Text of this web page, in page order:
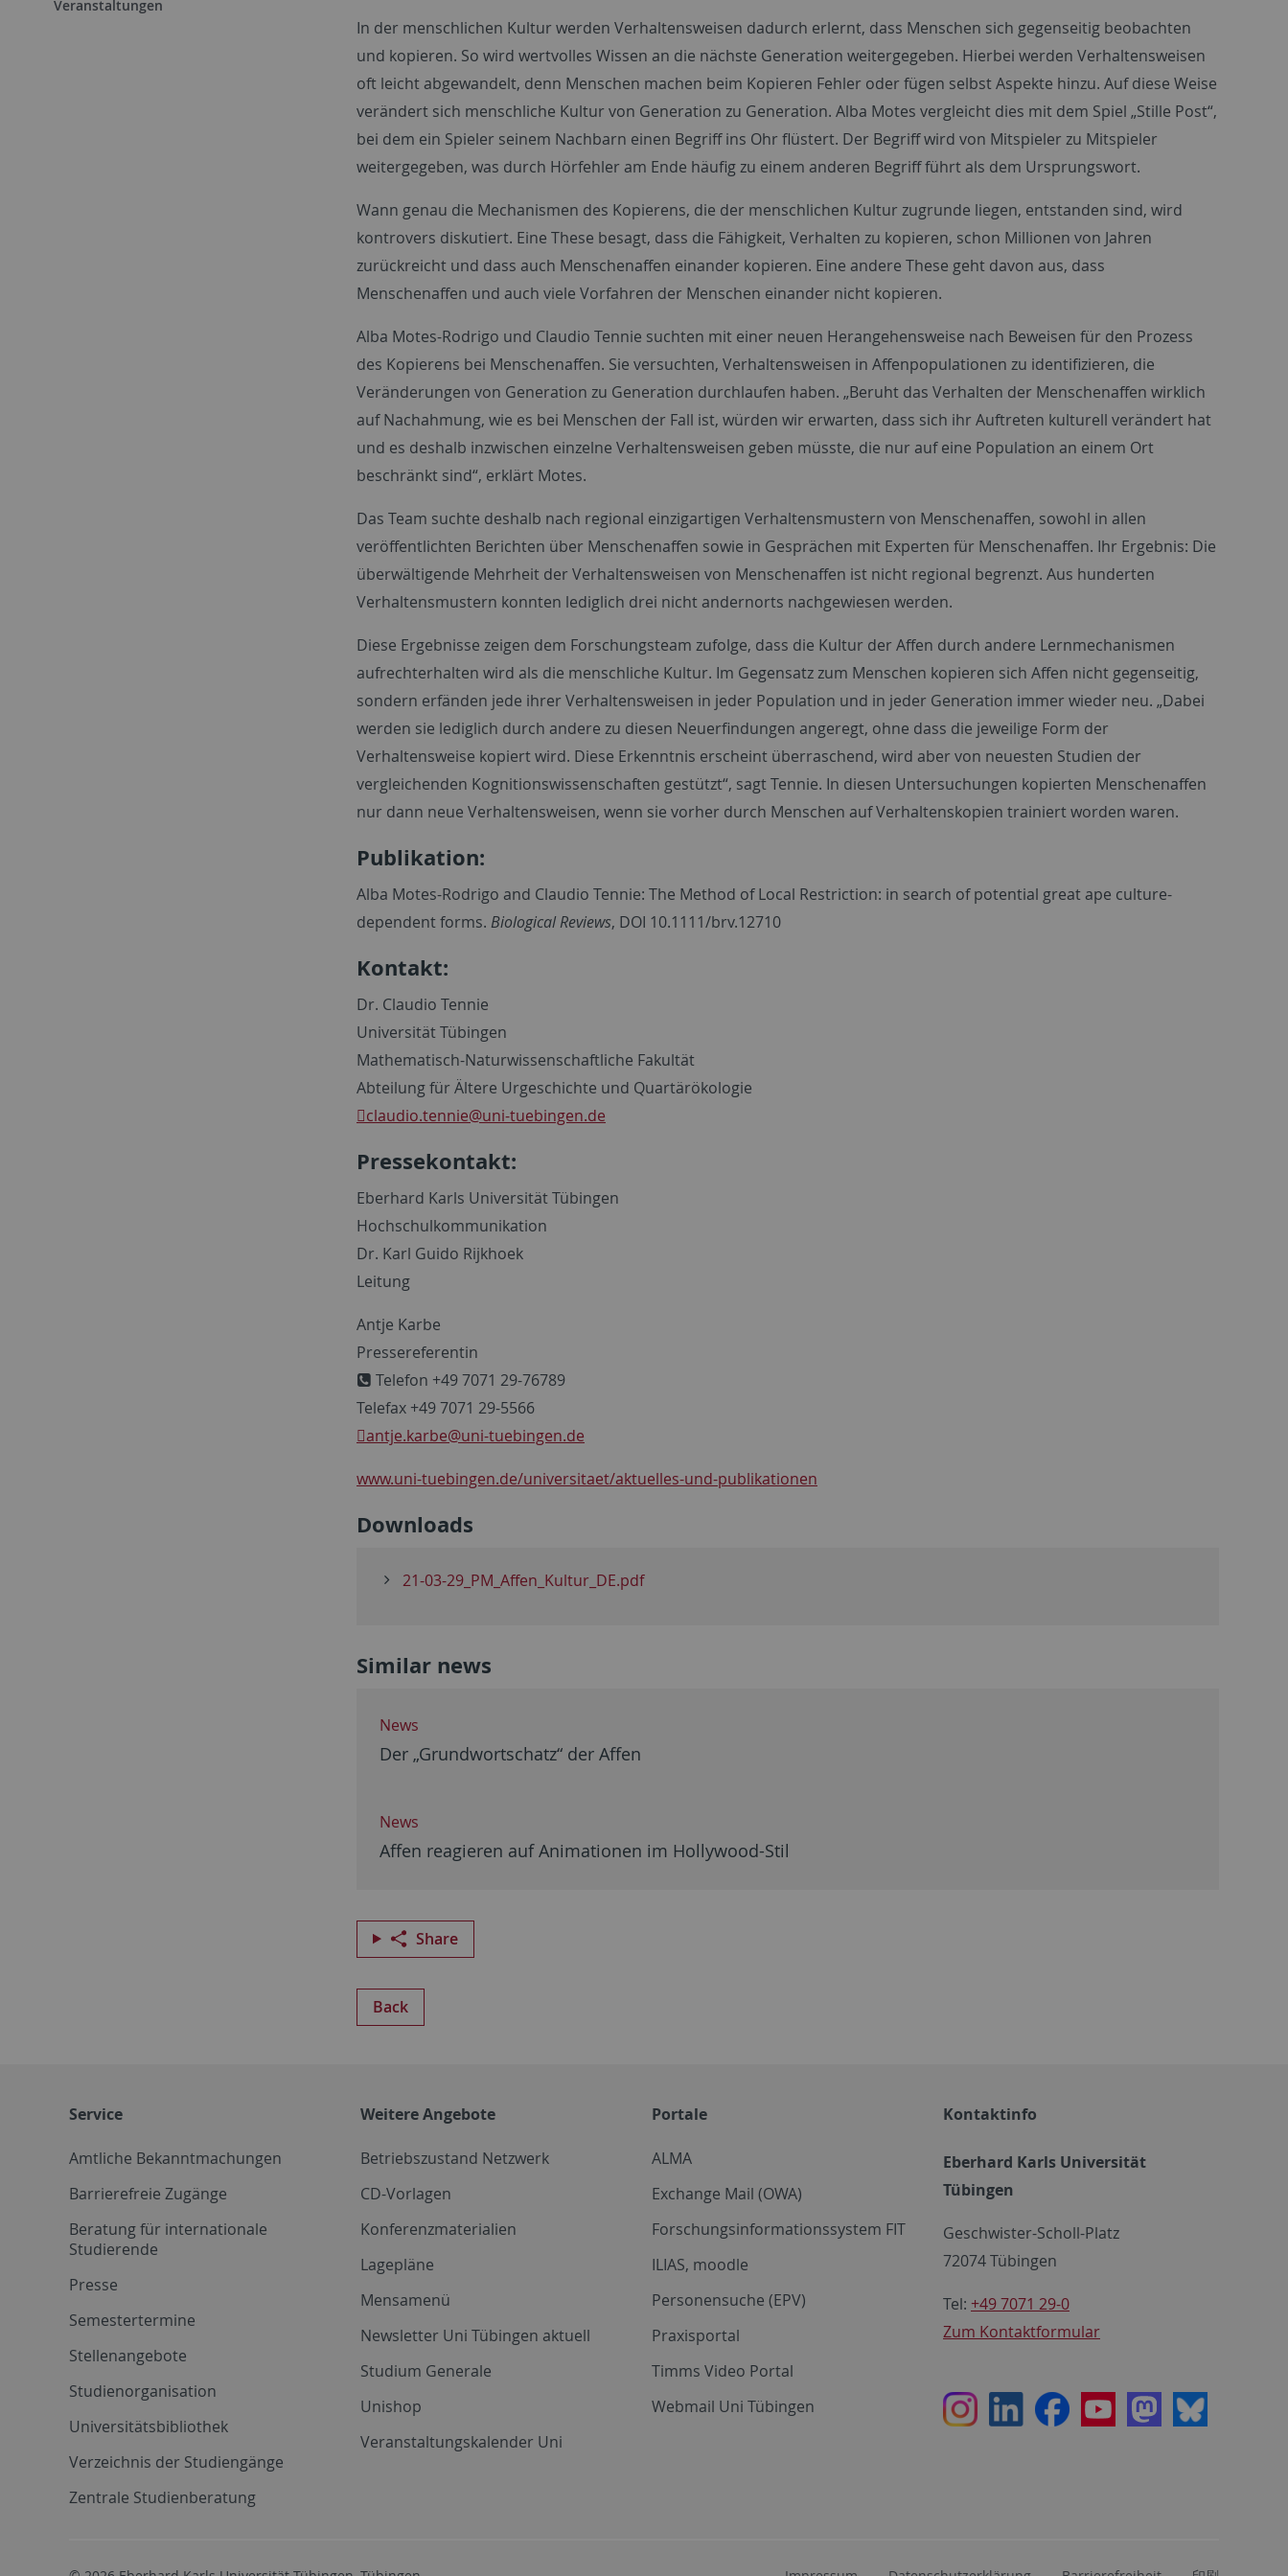
Veranstaltungen
In der menschlichen Kultur werden Verhaltensweisen dadurch erlernt, dass Menschen sich gegenseitig beobachten
und kopieren. So wird wertvolles Wissen an die nächste Generation weitergegeben. Hierbei werden Verhaltensweisen
oft leicht abgewandelt, denn Menschen machen beim Kopieren Fehler oder fügen selbst Aspekte hinzu. Auf diese Weise
verändert sich menschliche Kultur von Generation zu Generation. Alba Motes vergleicht dies mit dem Spiel „Stille Post“,
bei dem ein Spieler seinem Nachbarn einen Begriff ins Ohr flüstert. Der Begriff wird von Mitspieler zu Mitspieler
weitergegeben, was durch Hörfehler am Ende häufig zu einem anderen Begriff führt als dem Ursprungswort.
Wann genau die Mechanismen des Kopierens, die der menschlichen Kultur zugrunde liegen, entstanden sind, wird
kontrovers diskutiert. Eine These besagt, dass die Fähigkeit, Verhalten zu kopieren, schon Millionen von Jahren
zurückreicht und dass auch Menschenaffen einander kopieren. Eine andere These geht davon aus, dass
Menschenaffen und auch viele Vorfahren der Menschen einander nicht kopieren.
Alba Motes-Rodrigo und Claudio Tennie suchten mit einer neuen Herangehensweise nach Beweisen für den Prozess
des Kopierens bei Menschenaffen. Sie versuchten, Verhaltensweisen in Affenpopulationen zu identifizieren, die
Veränderungen von Generation zu Generation durchlaufen haben. „Beruht das Verhalten der Menschenaffen wirklich
auf Nachahmung, wie es bei Menschen der Fall ist, würden wir erwarten, dass sich ihr Auftreten kulturell verändert hat
und es deshalb inzwischen einzelne Verhaltensweisen geben müsste, die nur auf eine Population an einem Ort
beschränkt sind“, erklärt Motes.
Das Team suchte deshalb nach regional einzigartigen Verhaltensmustern von Menschenaffen, sowohl in allen
veröffentlichten Berichten über Menschenaffen sowie in Gesprächen mit Experten für Menschenaffen. Ihr Ergebnis: Die
überwältigende Mehrheit der Verhaltensweisen von Menschenaffen ist nicht regional begrenzt. Aus hunderten
Verhaltensmustern konnten lediglich drei nicht andernorts nachgewiesen werden.
Diese Ergebnisse zeigen dem Forschungsteam zufolge, dass die Kultur der Affen durch andere Lernmechanismen
aufrechterhalten wird als die menschliche Kultur. Im Gegensatz zum Menschen kopieren sich Affen nicht gegenseitig,
sondern erfänden jede ihrer Verhaltensweisen in jeder Population und in jeder Generation immer wieder neu. „Dabei
werden sie lediglich durch andere zu diesen Neuerfindungen angeregt, ohne dass die jeweilige Form der
Verhaltensweise kopiert wird. Diese Erkenntnis erscheint überraschend, wird aber von neuesten Studien der
vergleichenden Kognitionswissenschaften gestützt“, sagt Tennie. In diesen Untersuchungen kopierten Menschenaffen
nur dann neue Verhaltensweisen, wenn sie vorher durch Menschen auf Verhaltenskopien trainiert worden waren.
Publikation:
Alba Motes-Rodrigo and Claudio Tennie: The Method of Local Restriction: in search of potential great ape culture-
dependent forms. Biological Reviews, DOI 10.1111/brv.12710
Kontakt:
Dr. Claudio Tennie
Universität Tübingen
Mathematisch-Naturwissenschaftliche Fakultät
Abteilung für Ältere Urgeschichte und Quartärökologie
claudio.tennie@uni-tuebingen.de
Pressekontakt:
Eberhard Karls Universität Tübingen
Hochschulkommunikation
Dr. Karl Guido Rijkhoek
Leitung
Antje Karbe
Pressereferentin
Telefon +49 7071 29-76789
Telefax +49 7071 29-5566
antje.karbe@uni-tuebingen.de
www.uni-tuebingen.de/universitaet/aktuelles-und-publikationen
Downloads
21-03-29_PM_Affen_Kultur_DE.pdf
Similar news
News
Der „Grundwortschatz“ der Affen
News
Affen reagieren auf Animationen im Hollywood-Stil
Share
Back
Service
Amtliche Bekanntmachungen
Barrierefreie Zugänge
Beratung für internationale
Studierende
Presse
Semestertermine
Stellenangebote
Studienorganisation
Universitätsbibliothek
Verzeichnis der Studiengänge
Zentrale Studienberatung
Weitere Angebote
Betriebszustand Netzwerk
CD-Vorlagen
Konferenzmaterialien
Lagepläne
Mensamenü
Newsletter Uni Tübingen aktuell
Studium Generale
Unishop
Veranstaltungskalender Uni
Portale
ALMA
Exchange Mail (OWA)
Forschungsinformationssystem FIT
ILIAS, moodle
Personensuche (EPV)
Praxisportal
Timms Video Portal
Webmail Uni Tübingen
Kontaktinfo
Eberhard Karls Universität
Tübingen
Geschwister-Scholl-Platz
72074 Tübingen
Tel: +49 7071 29-0
Zum Kontaktformular
InstagramLinkedInFacebookYoutubeMastodon
Bluesky